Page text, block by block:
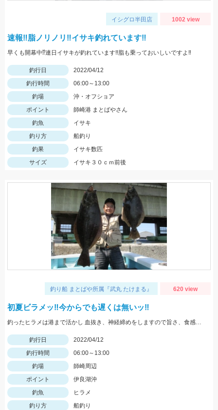
イシグロ半田店 1002 view
速報‼脂ノリノリ‼イサキ釣れています‼
早くも開幕中⁉連日イサキが釣れています‼脂も乗っておいしいですよ‼
釣行日
2022/04/12
釣行時間
06:00～13:00
釣場
沖・オフショア
ポイント
師崎港 まとばやさん
釣魚
イサキ
釣り方
船釣り
釣果
イサキ数匹
サイズ
イサキ３０ｃｍ前後
釣り船 まとばや所属『武丸 たけまる』 620 view
初夏ビラメッ‼︎今からでも遅くは無いッ‼︎
釣ったヒラメは港まで活かし 血抜き、神経締めをしますので旨さ、食感が違い過ぎますッ‼︎
釣行日
2022/04/12
釣行時間
06:00～13:00
釣場
師崎周辺
ポイント
伊良湖沖
釣魚
ヒラメ
釣り方
船釣り